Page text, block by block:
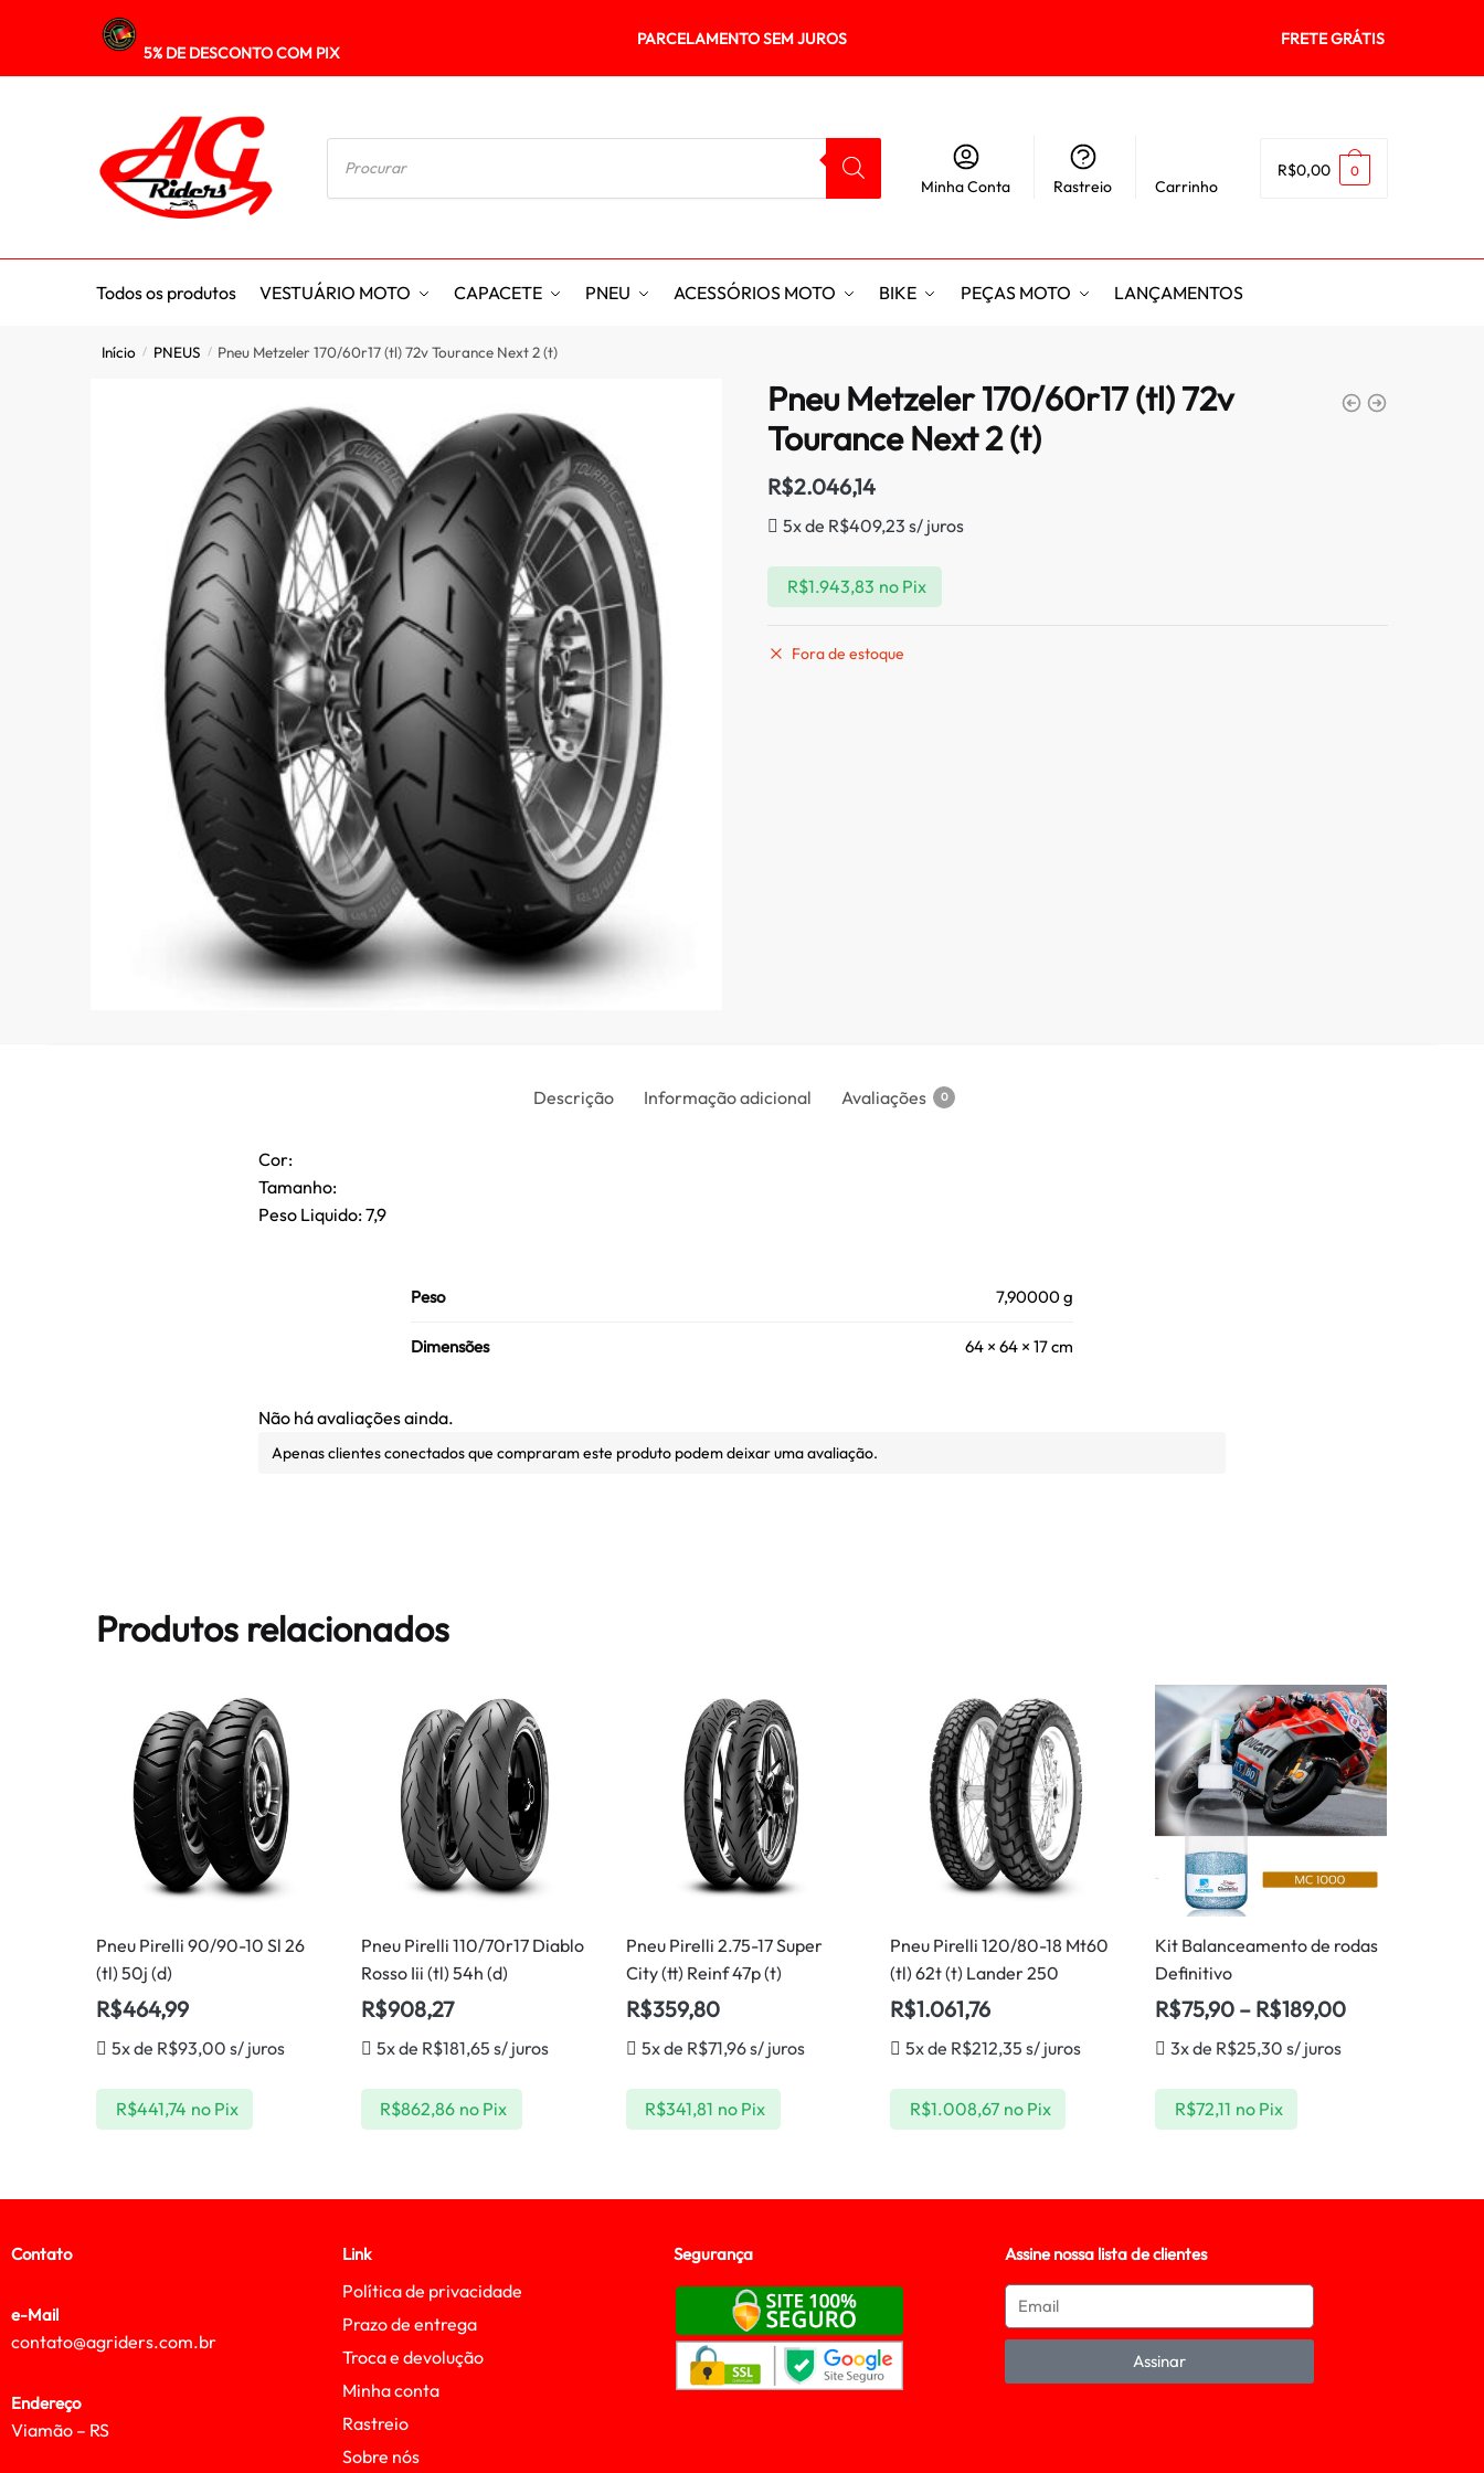
5% DE DESCONTO COM PIX
PARCELAMENTO SEM JUROS FRETE GRÁTIS
Minha Conta Rastreio Carrinho
R$0,00 0
Todos os produtos VESTUÁRIO MOTO CAPACETE PNEU ACESSÓRIOS MOTO BIKE PEÇAS MOTO LANÇAMENTOS
Início / PNEUS / Pneu Metzeler 170/60r17 (tl) 72v Tourance Next 2 (t)
Pneu Metzeler 170/60r17 (tl) 72v
Tourance Next 2 (t)
R$2.046,14
5x de R$409,23 s/ juros
R$1.943,83 no Pix
Fora de estoque
Descrição Informação adicional Avaliações 0
Cor:
Tamanho:
Peso Liquido: 7,9
Peso 7,90000 g
Dimensões 64 × 64 × 17 cm
Não há avaliações ainda.
Apenas clientes conectados que compraram este produto podem deixar uma avaliação.
Produtos relacionados
Pneu Pirelli 90/90-10 Sl 26
(tl) 50j (d)
R$464,99
5x de R$93,00 s/ juros
R$441,74 no Pix
Pneu Pirelli 110/70r17 Diablo
Rosso Iii (tl) 54h (d)
R$908,27
5x de R$181,65 s/ juros
R$862,86 no Pix
Pneu Pirelli 2.75-17 Super
City (tt) Reinf 47p (t)
R$359,80
5x de R$71,96s/ juros
R$341,81 no Pix
Pneu Pirelli 120/80-18 Mt60
(tl) 62t (t) Lander 250
R$1.061,76
5x de R$212,35 s/ juros
R$1.008,67 no Pix
Kit Balanceamento de rodas
Definitivo
R$75,90 – R$189,00
3x de R$25,30 s/ juros
R$72,11 no Pix
Contato
e-Mail
contato@agriders.com.br
Endereço
Viamão – RS
Link
Política de privacidade
Prazo de entrega
Troca e devolução
Minha conta
Rastreio
Sobre nós
Segurança Assine nossa lista de clientes
Assinar